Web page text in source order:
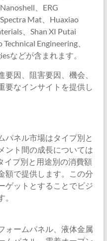
、ERG
Mat、Huaxiao
、Shan XI Putai
Engineering、
などが含まれます。
因、阻害要因、機会、
要なインサイトを提供し
パネル市場はタイプ別と
ント間の成長については
イプ別と用途別の消費額
額で提供します。この分
ゲットとすることでビジ
ォームパネル、液体金属